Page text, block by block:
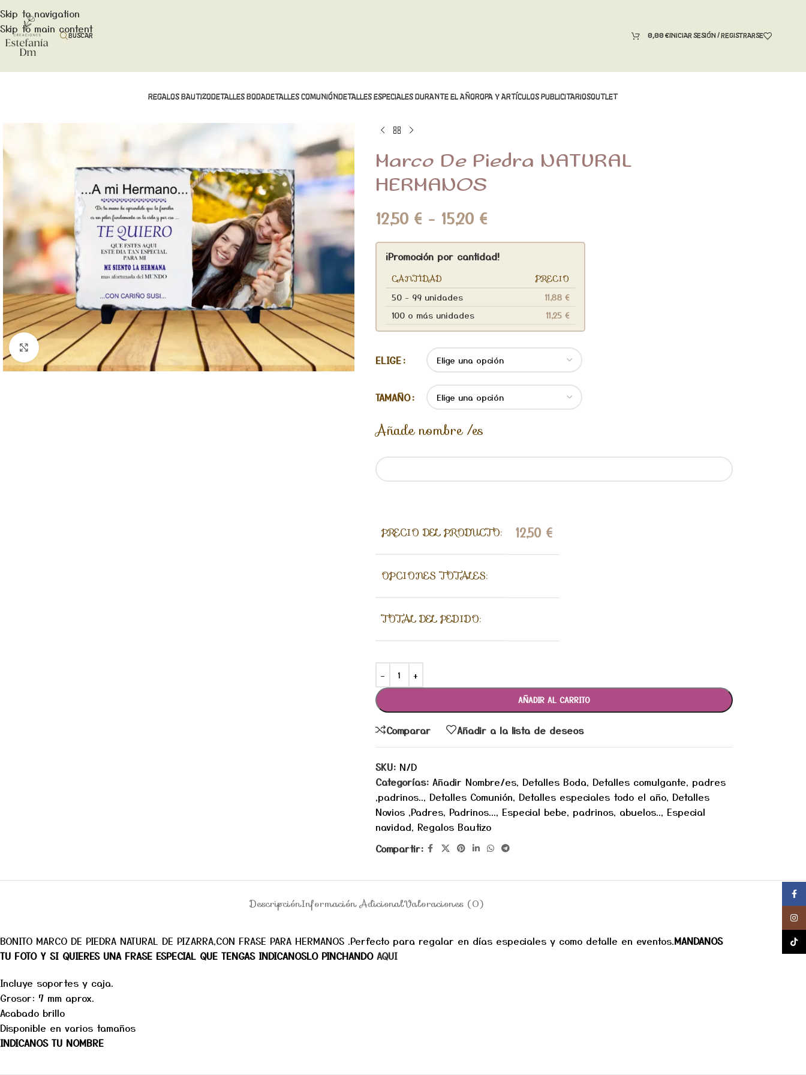
Skip to navigation
Skip to main content
BUSCAR 0,00 €INICIAR SESIÓN / REGISTRARSE
REGALOS BAUTIZODETALLES BODADETALLES COMUNIÓNDETALLES ESPECIALES DURANTE EL AÑOROPA Y ARTÍCULOS PUBLICITARIOSOUTLET
Clic para ampliar
Marco De Piedra NATURAL
HERMANOS
12,50 € - 15,20 €
¡Promoción por cantidad!
CANTIDAD PRECIO
50 - 99 unidades 11,88 €
100 o más unidades
11,25 €
ELIGE
TAMAÑO
Añade nombre /es
PRECIO DEL PRODUCTO: 12,50 €
OPCIONES TOTALES:
TOTAL DEL PEDIDO:
AÑADIR AL CARRITO
Comparar Añadir a la lista de deseos
SKU: N/D
Categorías: Añadir Nombre/es, Detalles Boda, Detalles comulgante, padres
,padrinos.., Detalles Comunión, Detalles especiales todo el año, Detalles
Novios ,Padres, Padrinos..., Especial bebe, padrinos, abuelos.., Especial
navidad, Regalos Bautizo
Compartir:
DescripciónInformación AdicionalValoraciones (0)
BONITO MARCO DE PIEDRA NATURAL DE PIZARRA,CON FRASE PARA HERMANOS .Perfecto para regalar en días especiales y como detalle en eventos.MANDANOS
TU FOTO Y SI QUIERES UNA FRASE ESPECIAL QUE TENGAS INDICANOSLO PINCHANDO AQUI
Incluye soportes y caja.
Grosor: 7 mm aprox.
Acabado brillo
Disponible en varios tamaños
INDICANOS TU NOMBRE
TikTok